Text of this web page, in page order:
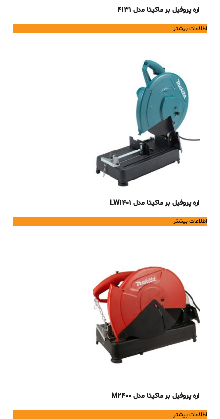
اره پروفیل بر ماکیتا مدل 4131
اطلاعات بیشتر
اره پروفیل بر ماکیتا مدل LW1401
اطلاعات بیشتر
اره پروفیل بر ماکیتا مدل M2400
اطلاعات بیشتر